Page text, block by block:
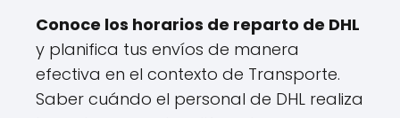
Conoce los horarios de reparto de DHL
y planifica tus envíos de manera
efectiva en el contexto de Transporte.
Saber cuándo el personal de DHL realiza